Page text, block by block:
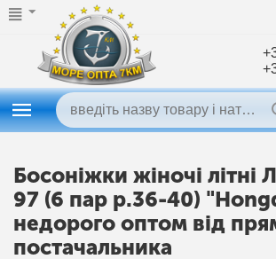
Босоніжки жіночі літні
97 (6 пар р.36-40)
недорого оптом від
постачальника